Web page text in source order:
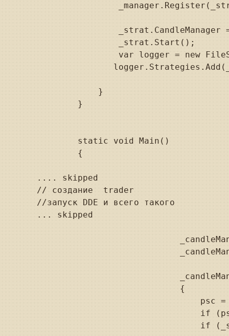
_strat.CandleManager
                _strat.Start();
var logger = new
            }
        }
        static void Main()
        {
.... skipped
// создание  trader
//запуск DDE и всего такого
... skipped
                            {
psc
if
if